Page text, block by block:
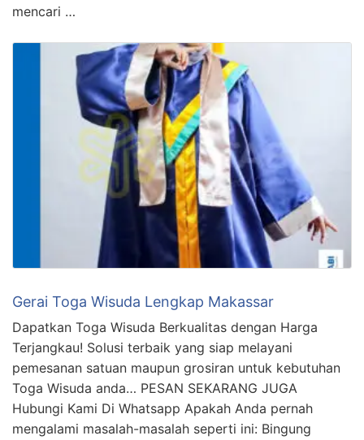
mencari …
Gerai Toga Wisuda Lengkap Makassar
Dapatkan Toga Wisuda Berkualitas dengan Harga
Terjangkau! Solusi terbaik yang siap melayani
pemesanan satuan maupun grosiran untuk kebutuhan
Toga Wisuda anda… PESAN SEKARANG JUGA
Hubungi Kami Di Whatsapp Apakah Anda pernah
mengalami masalah-masalah seperti ini: Bingung